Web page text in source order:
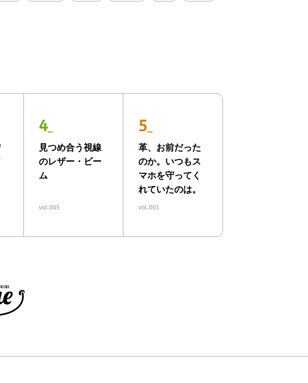
4_
見つめ合う視線
のレザー・ビー
ム
vol.005
5
革、お前だった
のか。 いつもス
マホを守ってく
れていたのは。
vol.001